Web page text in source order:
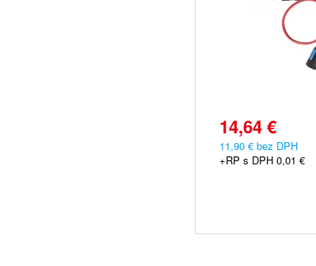
14,64 €
11,90 € bez DPH
+RP s DPH 0,01 €